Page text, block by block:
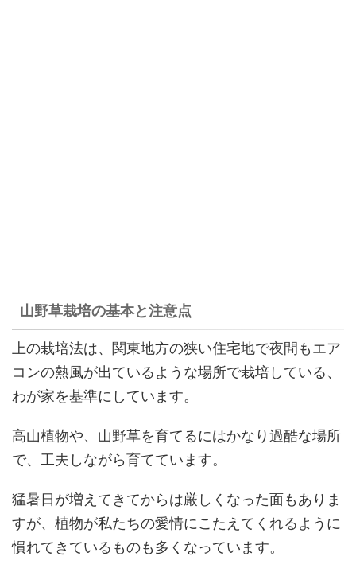
山野草栽培の基本と注意点
上の栽培法は、関東地方の狭い住宅地で夜間もエア
コンの熱風が出ているような場所で栽培している、
わが家を基準にしています。
高山植物や、山野草を育てるにはかなり過酷な場所
で、工夫しながら育てています。
猛暑日が増えてきてからは厳しくなった面もありま
すが、植物が私たちの愛情にこたえてくれるように
慣れてきているものも多くなっています。